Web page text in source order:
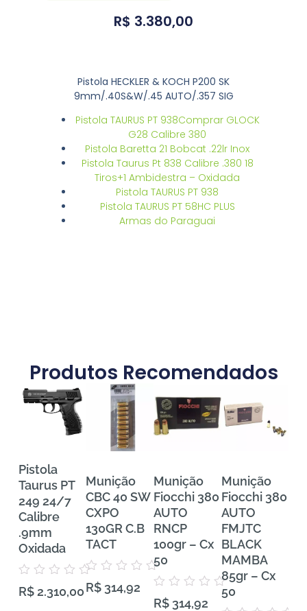
R$ 3.380,00
Pistola HECKLER & KOCH P200 SK
9mm/.40S&W/.45 AUTO/.357 SIG
Pistola TAURUS PT 938Comprar GLOCK
G28 Calibre 380
Pistola Baretta 21 Bobcat .22lr Inox
Pistola Taurus Pt 838 Calibre .380 18
Tiros+1 Ambidestra – Oxidada
Pistola TAURUS PT 938
Pistola TAURUS PT 58HC PLUS
Armas do Paraguai
Produtos Recomendados
Pistola
Taurus PT
249 24/7
Calibre
.9mm
Oxidada
0
R$2.310,00
Munição
CBC 40 SW
CXPO
130GR C.B
TACT
0
R$ 314,92
Munição
Fiocchi 380
AUTO
RNCP
100gr – Cx
50
0
R$ 314,92
Munição
Fiocchi 380
AUTO
FMJTC
BLACK
MAMBA
85gr – Cx
50